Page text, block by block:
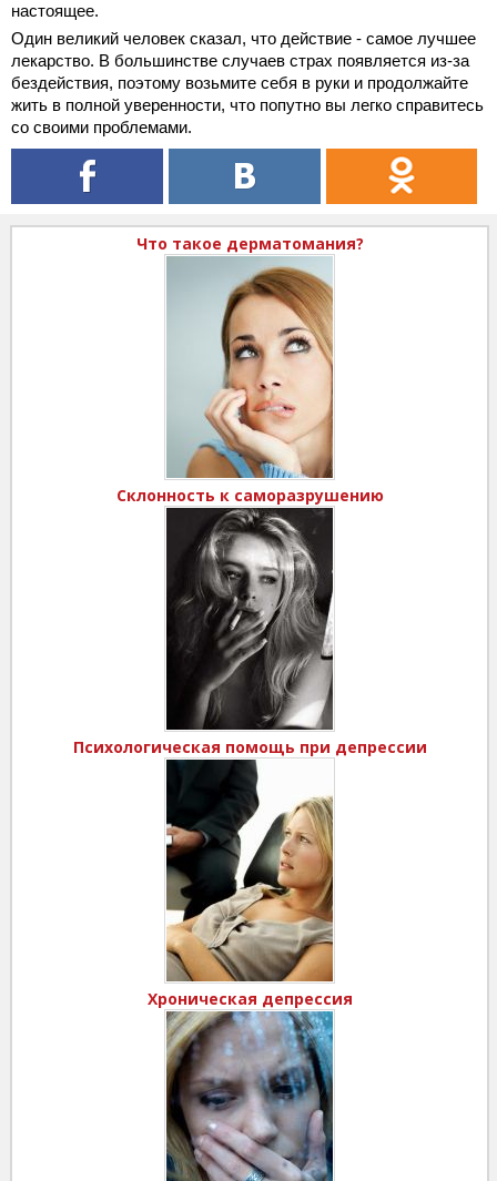
настоящее.
Один великий человек сказал, что действие - самое лучшее
лекарство. В большинстве случаев страх появляется из-за
бездействия, поэтому возьмите себя в руки и продолжайте
жить в полной уверенности, что попутно вы легко справитесь
со своими проблемами.
Что такое дерматомания?
Склонность к саморазрушению
Психологическая помощь при депрессии
Хроническая депрессия